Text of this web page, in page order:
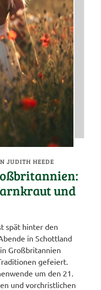
JUDITH HEEDE
und
spät hinter den
in Schottland
Großbritannien
gefeiert.
um den 21.
und vorchristlichen